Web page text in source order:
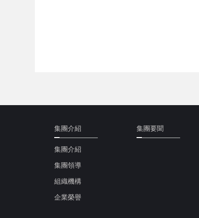
集團介紹
集團介紹
集團領導
組織機構
企業榮譽
集團要聞